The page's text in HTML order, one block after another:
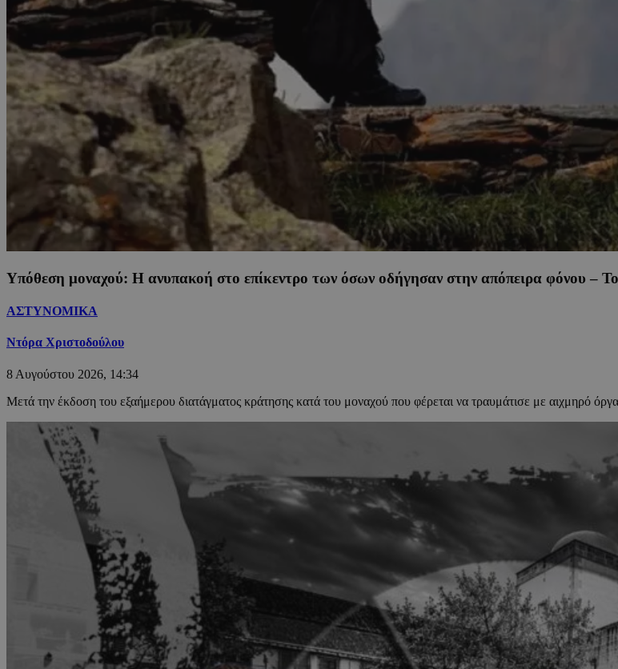
Υπόθεση μοναχού: Η ανυπακοή στο επίκεντρο των όσων οδήγησαν στην απόπειρα φόνου –
ΑΣΤΥΝΟΜΙΚΑ
Ντόρα Χριστοδούλου
8 Αυγούστου 2026, 14:34
Μετά την έκδοση του εξαήμερου διατάγματος κράτησης κατά του μοναχού που φέρεται να τραυμάτισε με αιχμηρό